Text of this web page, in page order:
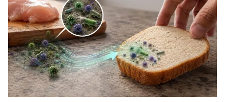
Video Magazine
Sản phẩm khác
Tiện ích Bạn cần biết